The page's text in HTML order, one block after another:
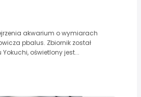
akwarium o wymiarach
pbalus. Zbiornik został
Yokuchi, oświetlony jest...